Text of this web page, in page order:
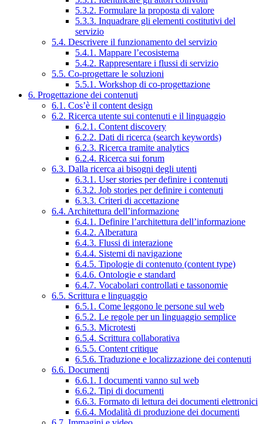
5.3.2. Formulare la proposta di valore
5.3.3. Inquadrare gli elementi costitutivi del
servizio
5.4. Descrivere il funzionamento del servizio
5.4.1. Mappare l’ecosistema
5.4.2. Rappresentare i flussi di servizio
5.5. Co-progettare le soluzioni
5.5.1. Workshop di co-progettazione
6. Progettazione dei contenuti
6.1. Cos’è il content design
6.2. Ricerca utente sui contenuti e il linguaggio
6.2.1. Content discovery
6.2.2. Dati di ricerca (search keywords)
6.2.3. Ricerca tramite analytics
6.2.4. Ricerca sui forum
6.3. Dalla ricerca ai bisogni degli utenti
6.3.1. User stories per definire i contenuti
6.3.2. Job stories per definire i contenuti
6.3.3. Criteri di accettazione
6.4. Architettura dell’informazione
6.4.1. Definire l’architettura dell’informazione
6.4.2. Alberatura
6.4.3. Flussi di interazione
6.4.4. Sistemi di navigazione
6.4.5. Tipologie di contenuto (content type)
6.4.6. Ontologie e standard
6.4.7. Vocabolari controllati e tassonomie
6.5. Scrittura e linguaggio
6.5.1. Come leggono le persone sul web
6.5.2. Le regole per un linguaggio semplice
6.5.3. Microtesti
6.5.4. Scrittura collaborativa
6.5.5. Content critique
6.5.6. Traduzione e localizzazione dei contenuti
6.6. Documenti
6.6.1. I documenti vanno sul web
6.6.2. Tipi di documenti
6.6.3. Formato di lettura dei documenti elettronici
6.6.4. Modalità di produzione dei documenti